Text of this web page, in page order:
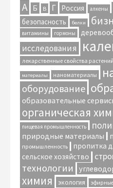
А Б В Г Россия алкены
безопасность белки
витамины гормоны
исследования
лекарственные свойства растений
материалы наноматериалы
оборудование
образовательные
органическая
пищевая промышленность
природные материалы
промышленность
пропитка
сельское хозяйство
технологии
химия экология